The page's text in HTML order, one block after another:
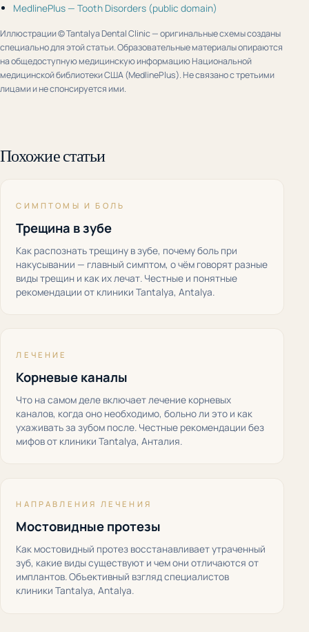
MedlinePlus — Tooth Disorders (public domain)
Иллюстрации © Tantalya Dental Clinic — оригинальные схемы созданы
специально для этой статьи. Образовательные материалы опираются
на общедоступную медицинскую информацию Национальной
медицинской библиотеки США (MedlinePlus). Не связано с третьими
лицами и не спонсируется ими.
Похожие статьи
СИМПТОМЫ И БОЛЬ
Трещина в зубе
Как распознать трещину в зубе, почему боль при
накусывании — главный симптом, о чём говорят разные
виды трещин и как их лечат. Честные и понятные
рекомендации от клиники Tantalya, Antalya.
ЛЕЧЕНИЕ
Корневые каналы
Что на самом деле включает лечение корневых
каналов, когда оно необходимо, больно ли это и как
ухаживать за зубом после. Честные рекомендации без
мифов от клиники Tantalya, Анталия.
НАПРАВЛЕНИЯ ЛЕЧЕНИЯ
Мостовидные протезы
Как мостовидный протез восстанавливает утраченный
зуб, какие виды существуют и чем они отличаются от
имплантов. Объективный взгляд специалистов
клиники Tantalya, Antalya.